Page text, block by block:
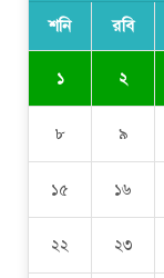
শনি রবি
১ ২
৮ ৯
১৫ ১৬
২২ ২৩